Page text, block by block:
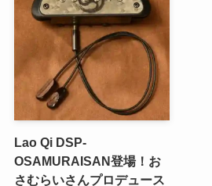
Lao Qi DSP-
OSAMURAISAN登場！お
さむらいさんプロデュース